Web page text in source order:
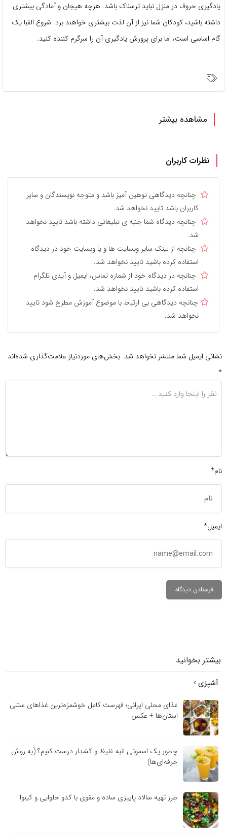
یادگیری حروف در منزل نباید ترسناک باشد. هرچه هیجان و آمادگی بیشتری
داشته باشید، کودکان شما نیز از آن لذت بیشتری خواهند برد. شروع الفبا یک
گام اساسی است، اما برای پرورش یادگیری آن را سرگرم کننده کنید.
مشاهده بیشتر
نظرات کاربران
چنانچه دیدگاهی توهین آمیز باشد و متوجه نویسندگان و سایر
کاربران باشد تایید نخواهد شد.
چنانچه دیدگاه شما جنبه ی تبلیغاتی داشته باشد تایید نخواهد
شد.
چنانچه از لینک سایر وبسایت ها و یا وبسایت خود در دیدگاه
استفاده کرده باشید تایید نخواهد شد.
چنانچه در دیدگاه خود از شماره تماس، ایمیل و آیدی تلگرام
استفاده کرده باشید تایید نخواهد شد.
چنانچه دیدگاهی بی ارتباط با موضوع آموزش مطرح شود تایید
نخواهد شد.
نشانی ایمیل شما منتشر نخواهد شد. بخش‌های موردنیاز علامت‌گذاری شده‌اند
*
نام*
ایمیل*
بیشتر بخوانید
آشپزی
غذای محلی ایرانی؛ فهرست کامل خوشمزه‌ترین غذاهای سنتی
استان‌ها + عکس
چطور یک اسموتی انبه غلیظ و کشدار درست کنیم؟ (به روش
حرفه‌ای‌ها)
طرز تهیه سالاد پاییزی ساده و مقوی با کدو حلوایی و کینوا